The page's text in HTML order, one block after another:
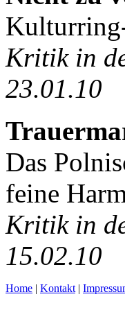
Kritik in
23.01.10
Das
feine
Kritik in
15.02.10
Home | Kontakt |